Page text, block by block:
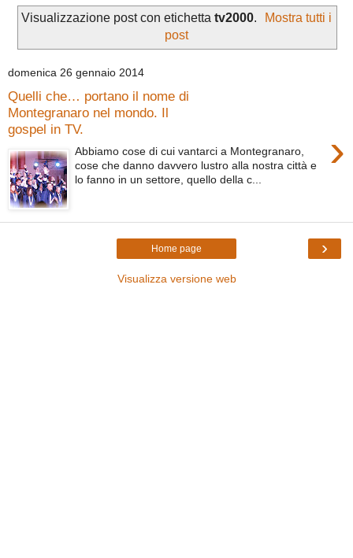
Visualizzazione post con etichetta tv2000.
Mostra tutti i
post
domenica 26 gennaio 2014
Quelli che… portano il nome di
Montegranaro nel mondo. Il
gospel in TV.
›
Abbiamo cose di cui vantarci a Montegranaro,
cose che danno davvero lustro alla nostra città e
lo fanno in un settore, quello della c...
›
Home page
Visualizza versione web